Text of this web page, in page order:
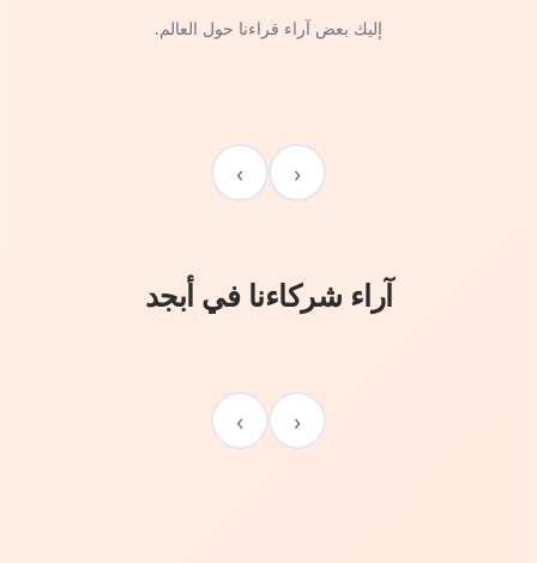
إليك بعض آراء قراءنا حول العالم.
‹
›
آراء شركاءنا في أبجد
‹
›